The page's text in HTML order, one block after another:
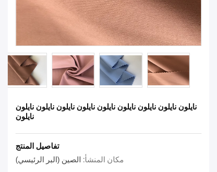
نايلون نايلون نايلون نايلون نايلون نايلون نايلون نايلون نايلون
نايلون
تفاصيل المنتج
مكان المنشأ: الصين (البر الرئيسي)